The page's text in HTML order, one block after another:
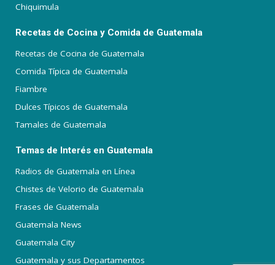
Chiquimula
Recetas de Cocina y Comida de Guatemala
Recetas de Cocina de Guatemala
Comida Típica de Guatemala
Fiambre
Dulces Típicos de Guatemala
Tamales de Guatemala
Temas de Interés en Guatemala
Radios de Guatemala en Línea
Chistes de Velorio de Guatemala
Frases de Guatemala
Guatemala News
Guatemala City
Guatemala y sus Departamentos